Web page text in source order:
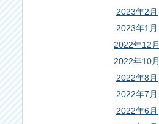
2023年2月
2023年1月
2022年12月
2022年10月
2022年8月
2022年7月
2022年6月